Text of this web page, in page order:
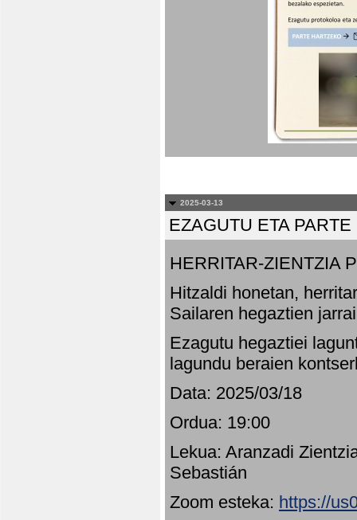
2025-03-13
EZAGUTU ETA
HERRITAR-ZIENTZIA
Hitzaldi honetan,
Sailaren hegaztien
Ezagutu hegaztiei
lagundu beraien
Data: 2025/03/18
Ordua: 19:00
Lekua: Aranzadi
Sebastián
Zoom esteka: https://